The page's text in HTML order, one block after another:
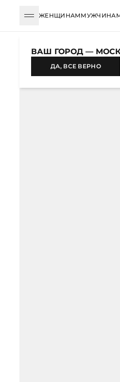
ЖЕНЩИНАМ
НОВИНКА
ВАШ ГОРОД —
ДА, ВСЕ ВЕРНО